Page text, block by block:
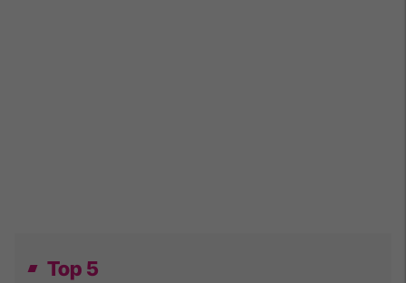
Top 5